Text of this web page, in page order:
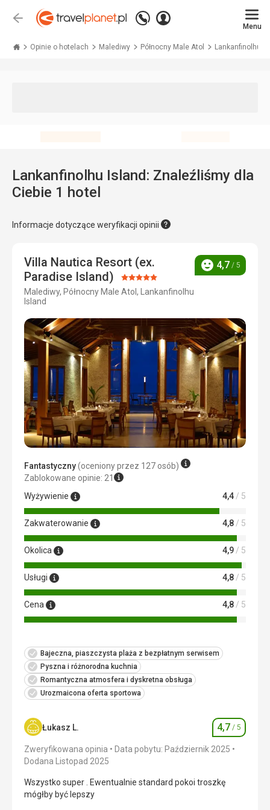
Wstecz
Zadzwoń
+48 71 771 76 55
Zaloguj
Menu
Opinie o hotelach Malediwy Północny Male Atol Lankanfinolhu
Lankanfinolhu Island: Znaleźliśmy dla
Ciebie 1 hotel
Informacje dotyczące weryfikacji opinii
Villa Nautica Resort (ex.
Paradise Island) Ocena:
5/5
Malediwy, Północny Male Atol, Lankanfinolhu
Island
Ocena
4,7 / 5
Fantastyczny(oceniony przez 127 osób)
Zablokowane opinie: 21
Wyżywienie
4,4 / 5
Zakwaterowanie 4,8 / 5
Okolica 4,9 / 5
Usługi 4,8 / 5
Cena 4,8 / 5
Bajeczna, piaszczysta plaża z bezpłatnym serwisem
Pyszna i różnorodna kuchnia
Romantyczna atmosfera i dyskretna obsługa
Urozmaicona oferta sportowa
Łukasz L. Ocena
4,7 / 5
Zweryfikowana opinia
Data pobytu: Październik 2025
Dodana Listopad 2025
Wszystko super . Ewentualnie standard pokoi troszkę
mógłby być lepszy